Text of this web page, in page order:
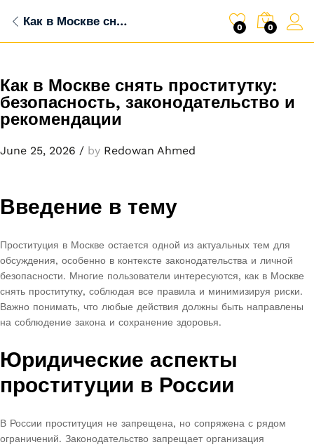
Как в Москве снять проститутку: безопасность, законодательство и рекомендации 0 0
Как в Москве снять проститутку:
безопасность, законодательство и
рекомендации
June 25, 2026 / by Redowan Ahmed
Введение в тему
Проституция в Москве остается одной из актуальных тем для
обсуждения, особенно в контексте законодательства и личной
безопасности. Многие пользователи интересуются, как в Москве
снять проститутку, соблюдая все правила и минимизируя риски.
Важно понимать, что любые действия должны быть направлены
на соблюдение закона и сохранение здоровья.
Юридические аспекты
проституции в России
В России проституция не запрещена, но сопряжена с рядом
ограничений. Законодательство запрещает организация